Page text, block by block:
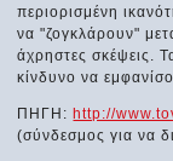
περιορισμένη
να "ζογκλάρουν"
άχρηστες σκέψεις.
κίνδυνο να
ΠΗΓΗ: http://
(σύνδεσμος για να